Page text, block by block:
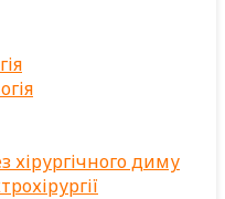
хірургічного диму